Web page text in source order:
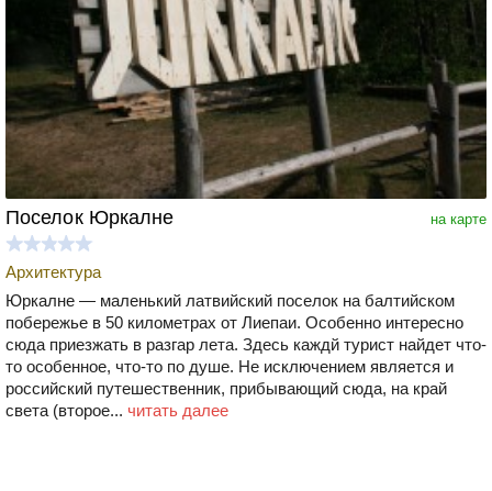
на карте
Поселок Юркалне
Архитектура
Юркалне — маленький латвийский поселок на балтийском
побережье в 50 километрах от Лиепаи. Особенно интересно
сюда приезжать в разгар лета. Здесь каждй турист найдет что-
то особенное, что-то по душе. Не исключением является и
российский путешественник, прибывающий сюда, на край
света (второе... читать далее